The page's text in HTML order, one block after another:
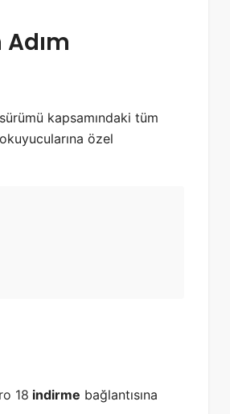
kapsamındaki tüm
özel
18 indirme bağlantısına